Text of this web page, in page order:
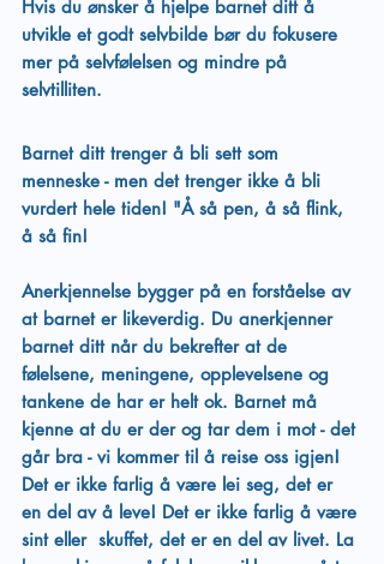
Hvis du ønsker å hjelpe barnet ditt å
utvikle et godt selvbilde bør du fokusere
mer på selvfølelsen og mindre på
selvtilliten.
Barnet ditt trenger å bli sett som
menneske - men det trenger ikke å bli
vurdert hele tiden! "Å så pen, å så flink,
å så fin!
Anerkjennelse bygger på en forståelse av
at barnet er likeverdig. Du anerkjenner
barnet ditt når du bekrefter at de
følelsene, meningene, opplevelsene og
tankene de har er helt ok. Barnet må
kjenne at du er der og tar dem i mot - det
går bra - vi kommer til å reise oss igjen!
Det er ikke farlig å være lei seg, det er
en del av å leve! Det er ikke farlig å være
sint eller  skuffet, det er en del av livet. La